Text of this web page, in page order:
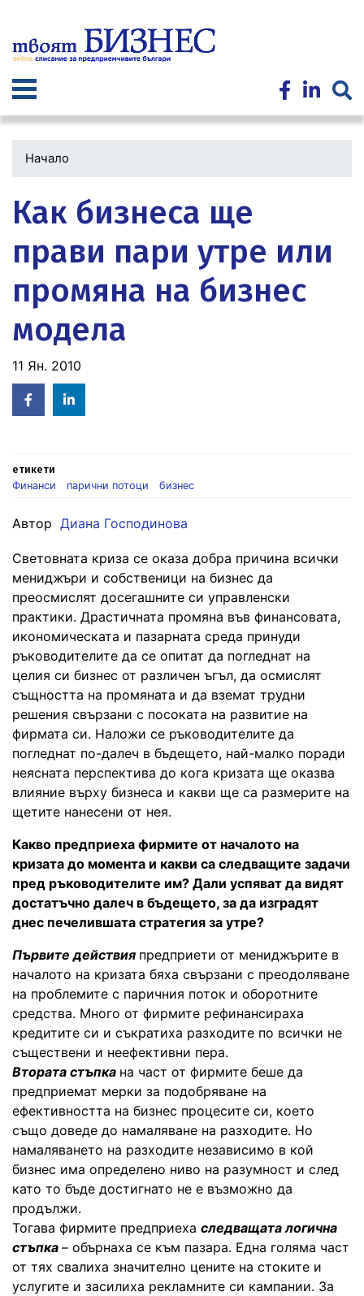
към
основното
Начало
Как бизнеса ще
прави пари утре или
промяна на бизнес
модела
11 Ян. 2010
Facebook
in
етикети
Финанси
парични потоци бизнес
Автор Диана Господинова
Световната криза се оказа добра причина всички
мениджъри и собственици на бизнес да
преосмислят досегашните си управленски
практики. Драстичната промяна във финансовата,
икономическата и пазарната среда принуди
ръководителите да се опитат да погледнат на
целия си бизнес от различен ъгъл, да осмислят
същността на промяната и да вземат трудни
решения свързани с посоката на развитие на
фирмата си. Наложи се ръководителите да
погледнат по-далеч в бъдещето, най-малко поради
неясната перспектива до кога кризата ще оказва
влияние върху бизнеса и какви ще са размерите на
щетите нанесени от нея.
Какво предприеха фирмите от началото на
кризата до момента и какви са следващите задачи
пред ръководителите им? Дали успяват да видят
достатъчно далеч в бъдещето, за да изградят
днес печелившата стратегия за утре?
Първите действия предприети от мениджърите в
началото на кризата бяха свързани с преодоляване
на проблемите с паричния поток и оборотните
средства. Много от фирмите рефинансираха
кредитите си и съкратиха разходите по всички не
съществени и неефективни пера.
Втората стъпка на част от фирмите беше да
предприемат мерки за подобряване на
ефективността на бизнес процесите си, което
също доведе до намаляване на разходите. Но
намаляването на разходите независимо в кой
бизнес има определено ниво на разумност и след
като то бъде достигнато не е възможно да
продължи.
Тогава фирмите предприеха следващата логична
стъпка – обърнаха се към пазара. Една голяма част
от тях свалиха значително цените на стоките и
услугите и засилиха рекламните си кампании. За